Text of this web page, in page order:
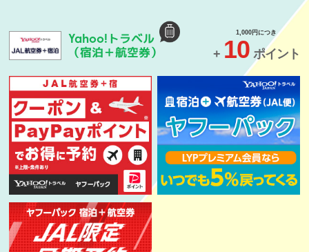
Yahoo! トラベル
（宿泊＋航空券）
1,000円につき
+ 10 ポイント